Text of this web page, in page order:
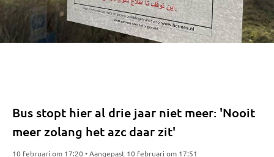
Bus stopt hier al drie jaar niet meer: 'Nooit
meer zolang het azc daar zit'
10 februari om 17:20 • Aangepast 10 februari om 17:51